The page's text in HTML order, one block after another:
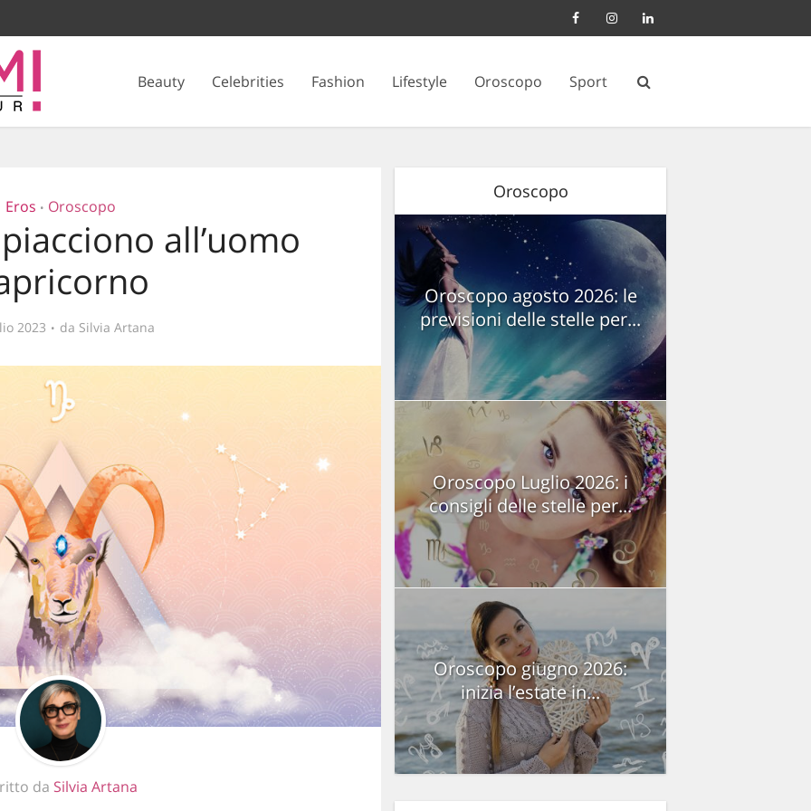
Beauty Celebrities Fashion Lifestyle Oroscopo Sport
Eros • Oroscopo
all’uomo
2023 da Silvia Artana
da Silvia Artana
Oroscopo
Oroscopo agosto 2026: le
previsioni delle stelle per...
Oroscopo Luglio 2026: i
consigli delle stelle per...
Oroscopo giugno 2026:
inizia l’estate in...